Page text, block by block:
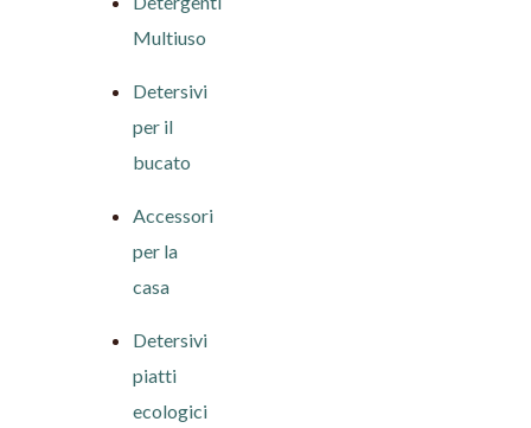
Multiuso
Detersivi
per il
bucato
Accessori
per la
casa
Detersivi
piatti
ecologici